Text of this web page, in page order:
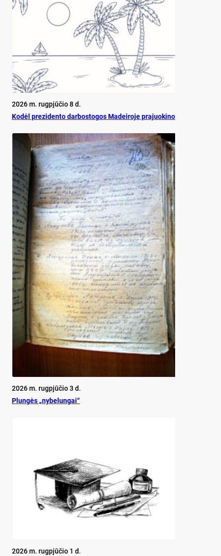
2026 m. rugpjūčio 8 d.
Ko­dėl pre­zi­den­to dar­bos­to­gos Ma­dei­ro­je pra­juo­ki­no
2026 m. rugpjūčio 3 d.
Plun­gės „ny­be­lun­gai“
2026 m. rugpjūčio 1 d.